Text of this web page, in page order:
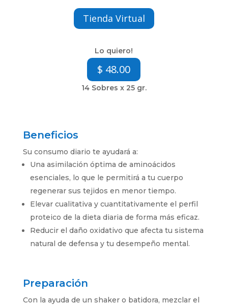
Tienda Virtual
Lo quiero!
$ 48.00
14 Sobres x 25 gr.
Beneficios
Su consumo diario te ayudará a:
Una asimilación óptima de aminoácidos
esenciales, lo que le permitirá a tu cuerpo
regenerar sus tejidos en menor tiempo.
Elevar cualitativa y cuantitativamente el perfil
proteico de la dieta diaria de forma más eficaz.
Reducir el daño oxidativo que afecta tu sistema
natural de defensa y tu desempeño mental.
Preparación
Con la ayuda de un shaker o batidora, mezclar el